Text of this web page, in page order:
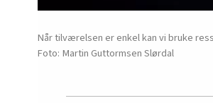
Når tilværelsen er enkel kan vi bruke
Martin Guttormsen Slørdal